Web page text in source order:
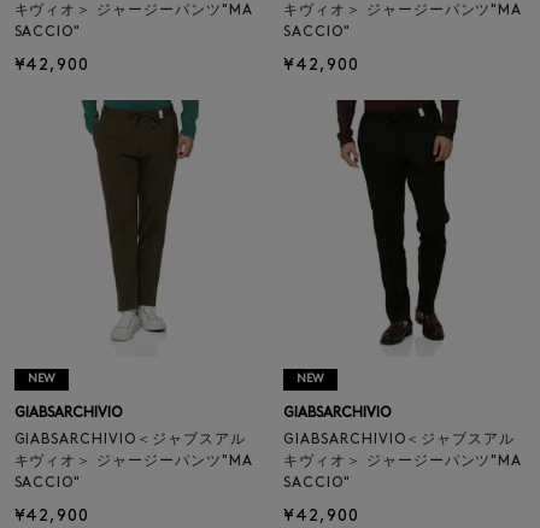
キヴィオ＞ ジャージーパンツ"MA
SACCIO"
¥42,900
キヴィオ＞ ジャージーパンツ"MA
SACCIO"
¥42,900
NEW
GIABSARCHIVIO
GIABSARCHIVIO＜ジャブスアル
キヴィオ＞ ジャージーパンツ"MA
SACCIO"
¥42,900
NEW
GIABSARCHIVIO
GIABSARCHIVIO＜ジャブスアル
キヴィオ＞ ジャージーパンツ"MA
SACCIO"
¥42,900